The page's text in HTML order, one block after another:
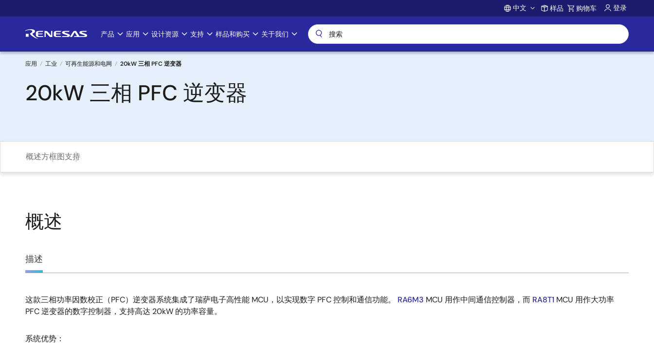
转
要
Account
中文 样品 购物车 登录
Main
navigation
产品 应用 设计资源 支持 样品和购买 关于我们
面
包
应用 工业 可再生能源和电网 20kW 三相 PFC 逆变器
20kW 三相 PFC 逆变器
概述方框图支持
概述
概
描述
描
这款三相功率因数校正（PFC）逆变器系统集成了瑞萨电子高性能 MCU，以实现数字 PFC 控制和通信功能。 RA6M3 MCU 用作中间通信控制器，而 RA8T1 MCU 用作大功率
PFC 逆变器的数字控制器，支持高达 20kW 的功率容量。
系统优势：